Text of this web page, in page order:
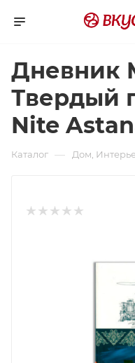
Дневник
Твердый
Nite
Каталог — Дом,